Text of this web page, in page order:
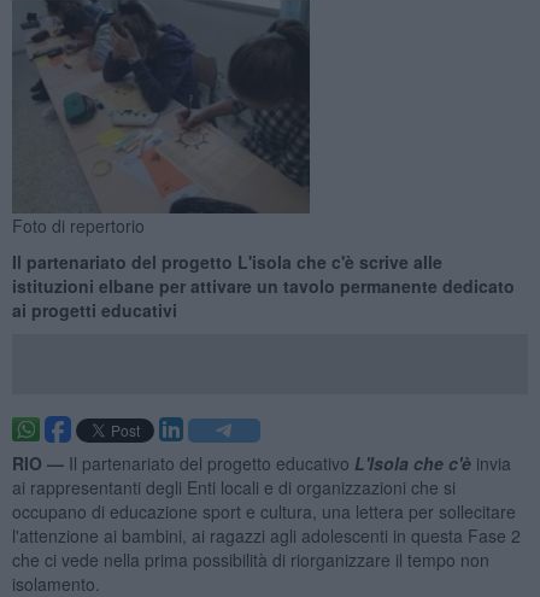
Foto di repertorio
Il partenariato del progetto L'isola che c'è scrive alle
istituzioni elbane per attivare un tavolo permanente dedicato
ai progetti educativi
RIO — Il partenariato del progetto educativo L'Isola che c'èinvia
ai rappresentanti degli Enti locali e di organizzazioni che si
occupano di educazione sport e cultura, una lettera per sollecitare
l'attenzione ai bambini, ai ragazzi agli adolescenti in questa Fase 2
che ci vede nella prima possibilità di riorganizzare il tempo non
isolamento.